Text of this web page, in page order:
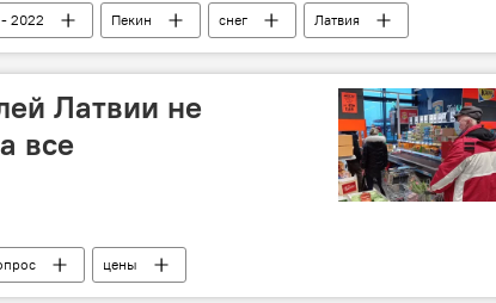
2022 Пекин снег Латвия
Латвии не
все
цены